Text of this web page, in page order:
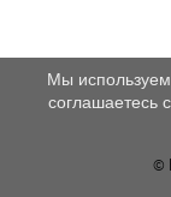
©
Мы
соглашаетесь